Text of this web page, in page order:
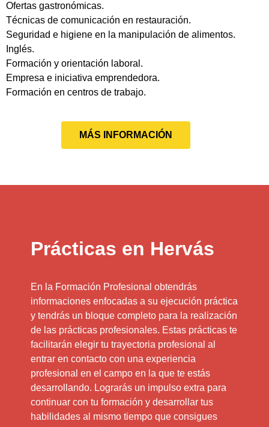
Ofertas gastronómicas.
Técnicas de comunicación en restauración.
Seguridad e higiene en la manipulación de alimentos.
Inglés.
Formación y orientación laboral.
Empresa e iniciativa emprendedora.
Formación en centros de trabajo.
MÁS INFORMACIÓN
Prácticas en Hervás
En la Formación Profesional obtendrás
informaciones enfocadas a su ejecución práctica
y tendrás un bloque completo para la realización
de las prácticas profesionales. Estas prácticas te
facilitarán elegir tu trayectoria profesional al
entrar en contacto con una experiencia
profesional en el campo en la que te estás
desarrollando. Lograrás un impulso extra para
continuar con tu formación y desarrollar tus
habilidades al mismo tiempo que consigues